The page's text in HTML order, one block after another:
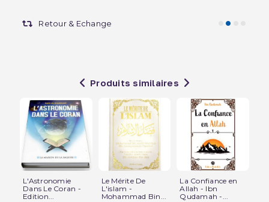
Retour & Echange
Produits similaires
L'Astronomie
Dans Le Coran -
Edition...
Le Mérite De
L'islam -
Mohammad Bin...
La Confiance en
Allah - Ibn
Qudamah -...